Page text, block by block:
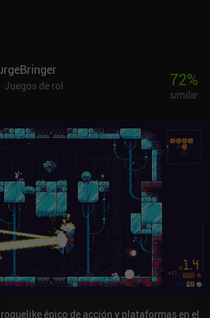
los gráficos pixelados son geniales y
Juegos de rol
72%
similar
épico de acción y plataformas en el